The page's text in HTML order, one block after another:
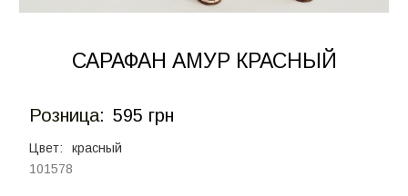
САРАФАН АМУР КРАСНЫЙ
Розница: 595 грн
Цвет:
красный
101578